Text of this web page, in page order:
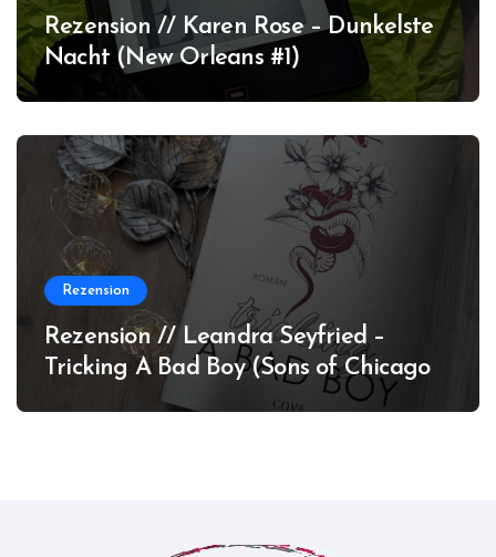
Rezension // Karen Rose – Dunkelste
Nacht (New Orleans #1)
Rezension
Rezension // Leandra Seyfried –
Tricking A Bad Boy (Sons of Chicago